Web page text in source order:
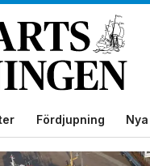
Fördjupning